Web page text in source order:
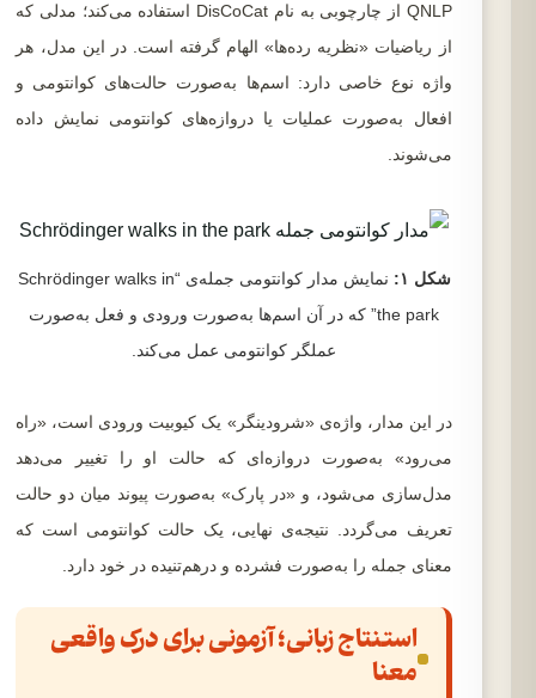
QNLP از چارچوبی به نام DisCoCat استفاده می‌کند؛ مدلی که
از ریاضیات «نظریه رده‌ها» الهام گرفته است. در این مدل، هر
واژه نوع خاصی دارد: اسم‌ها به‌صورت حالت‌های کوانتومی و
افعال به‌صورت عملیات یا دروازه‌های کوانتومی نمایش داده
می‌شوند.
شکل ۱:
نمایش مدار کوانتومی جمله‌ی “Schrödinger walks in
the park” که در آن اسم‌ها به‌صورت ورودی و فعل به‌صورت
عملگر کوانتومی عمل می‌کند.
در این مدار، واژه‌ی «شرودینگر» یک کیوبیت ورودی است، «راه
می‌رود» به‌صورت دروازه‌ای که حالت او را تغییر می‌دهد
مدل‌سازی می‌شود، و «در پارک» به‌صورت پیوند میان دو حالت
تعریف می‌گردد. نتیجه‌ی نهایی، یک حالت کوانتومی است که
معنای جمله را به‌صورت فشرده و درهم‌تنیده در خود دارد.
استنتاج زبانی؛ آزمونی برای درک واقعی
معنا